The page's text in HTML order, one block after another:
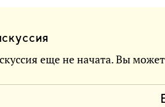
еще не начата. Вы